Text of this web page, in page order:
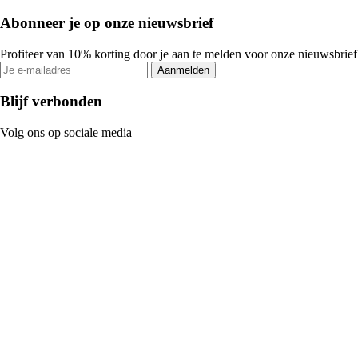
Abonneer je op onze nieuwsbrief
Profiteer van 10% korting door je aan te melden voor onze nieuwsbrief
Aanmelden
Blijf verbonden
Volg ons op sociale media